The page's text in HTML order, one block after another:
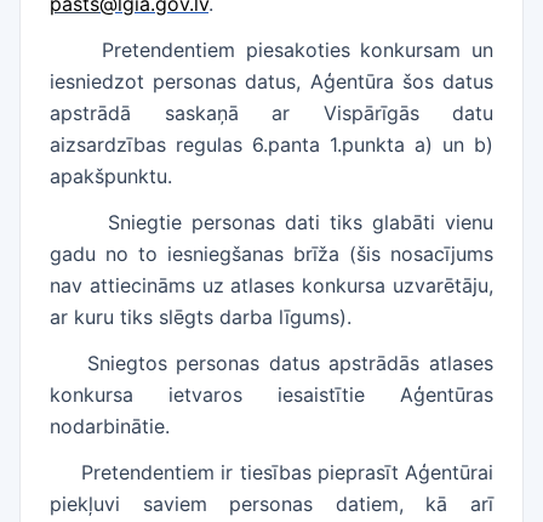
Pretendentiem piesakoties konkursam un
iesniedzot personas datus, Aģentūra šos datus
apstrādā saskaņā ar Vispārīgās datu
aizsardzības regulas 6.panta 1.punkta a) un b)
apakšpunktu.
Sniegtie personas dati tiks glabāti vienu
gadu no to iesniegšanas brīža (šis nosacījums
nav attiecināms uz atlases konkursa uzvarētāju,
ar kuru tiks slēgts darba līgums).
Sniegtos personas datus apstrādās atlases
konkursa ietvaros iesaistītie Aģentūras
nodarbinātie.
Pretendentiem ir tiesības pieprasīt Aģentūrai
piekļuvi saviem personas datiem, kā arī